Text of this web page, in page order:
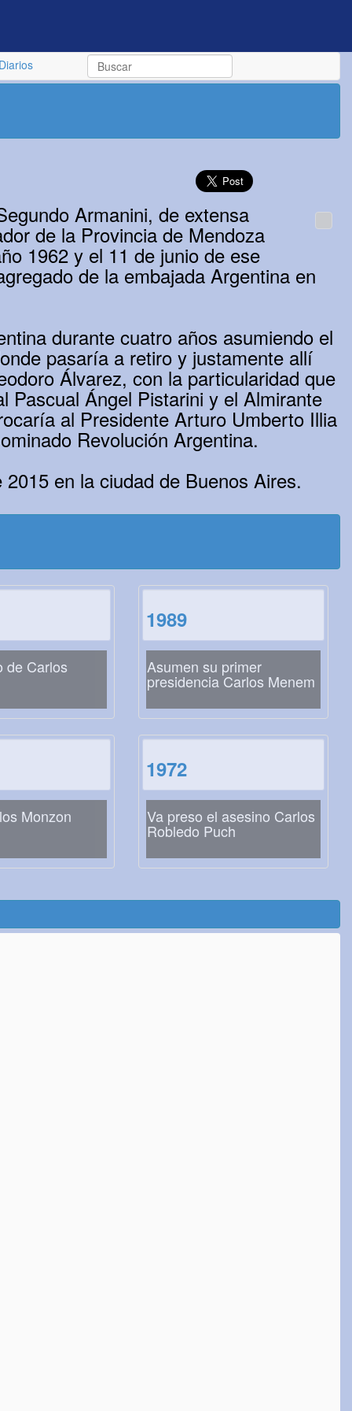
Diarios
Armanini, de extensa
de la Provincia de Mendoza
1962 y el 11 de junio de ese
de la embajada Argentina en
durante cuatro años asumiendo el
pasaría a retiro y justamente allí
Álvarez, con la particularidad que
Pascual Ángel Pistarini y el Almirante
al Presidente Arturo Umberto Illia
Revolución Argentina.
en la ciudad de Buenos Aires.
de Carlos
1989
Asumen su primer
presidencia Carlos Menem
Monzon
1972
Va preso el asesino Carlos
Robledo Puch